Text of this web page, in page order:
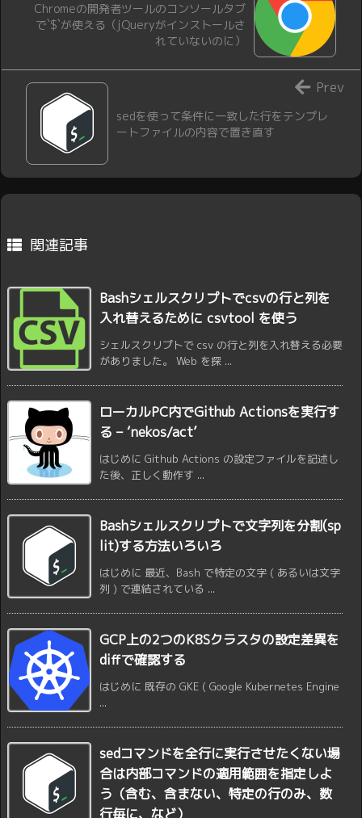
Chromeの開発者ツールのコンソールタブ
で`$`が使える（jQueryがインストールさ
れていないのに）
sedを使って条件に一致した行をテンプレ
ートファイルの内容で置き直す
Prev
関連記事
Bashシェルスクリプトでcsvの行と列を
入れ替えるために csvtool を使う
シェルスクリプトで csv の行と列を入れ替える必要
がありました。 Web を探 ...
ローカルPC内でGithub Actionsを実行す
る – ‘nekos/act’
はじめに Github Actions の設定ファイルを記述し
た後、正しく動作す ...
Bashシェルスクリプトで文字列を分割(sp
lit)する方法いろいろ
はじめに 最近、Bash で特定の文字 ( あるいは文字
列 ) で連結されている ...
GCP上の2つのK8Sクラスタの設定差異を
diffで確認する
はじめに 既存の GKE ( Google Kubernetes Engine
...
sedコマンドを全行に実行させたくない場
合は内部コマンドの適用範囲を指定しよ
う（含む、含まない、特定の行のみ、数
行毎に、など）